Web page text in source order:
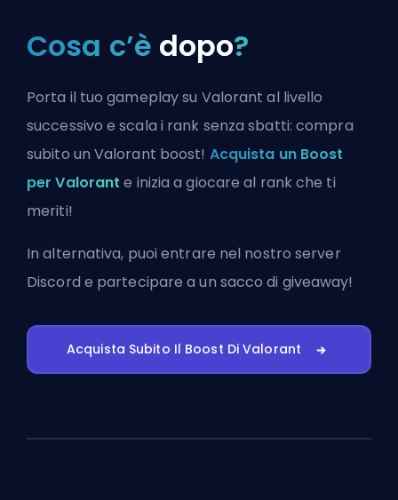
Cosa c’è dopo?
Porta il tuo gameplay su Valorant al livello
successivo e scala i rank senza sbatti: compra
subito un Valorant boost! Acquista un Boost
per Valorant e inizia a giocare al rank che ti
meriti!
In alternativa, puoientrare nel nostro server
Discord e partecipare a un sacco di giveaway!
Acquista Subito Il Boost Di Valorant